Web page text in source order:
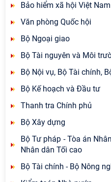
Bảo hiểm xã hội Việt Nam
Văn phòng Quốc hội
Bộ Ngoại giao
Bộ Tài nguyên và Môi
Bộ Nội vụ, Bộ Tài chính,
Bộ Kế hoạch và Đầu tư
Thanh tra Chính phủ
Bộ Xây dựng
Bộ Tư pháp - Tòa án
Nhân dân Tối cao
Bộ Tài chính - Bộ Nông